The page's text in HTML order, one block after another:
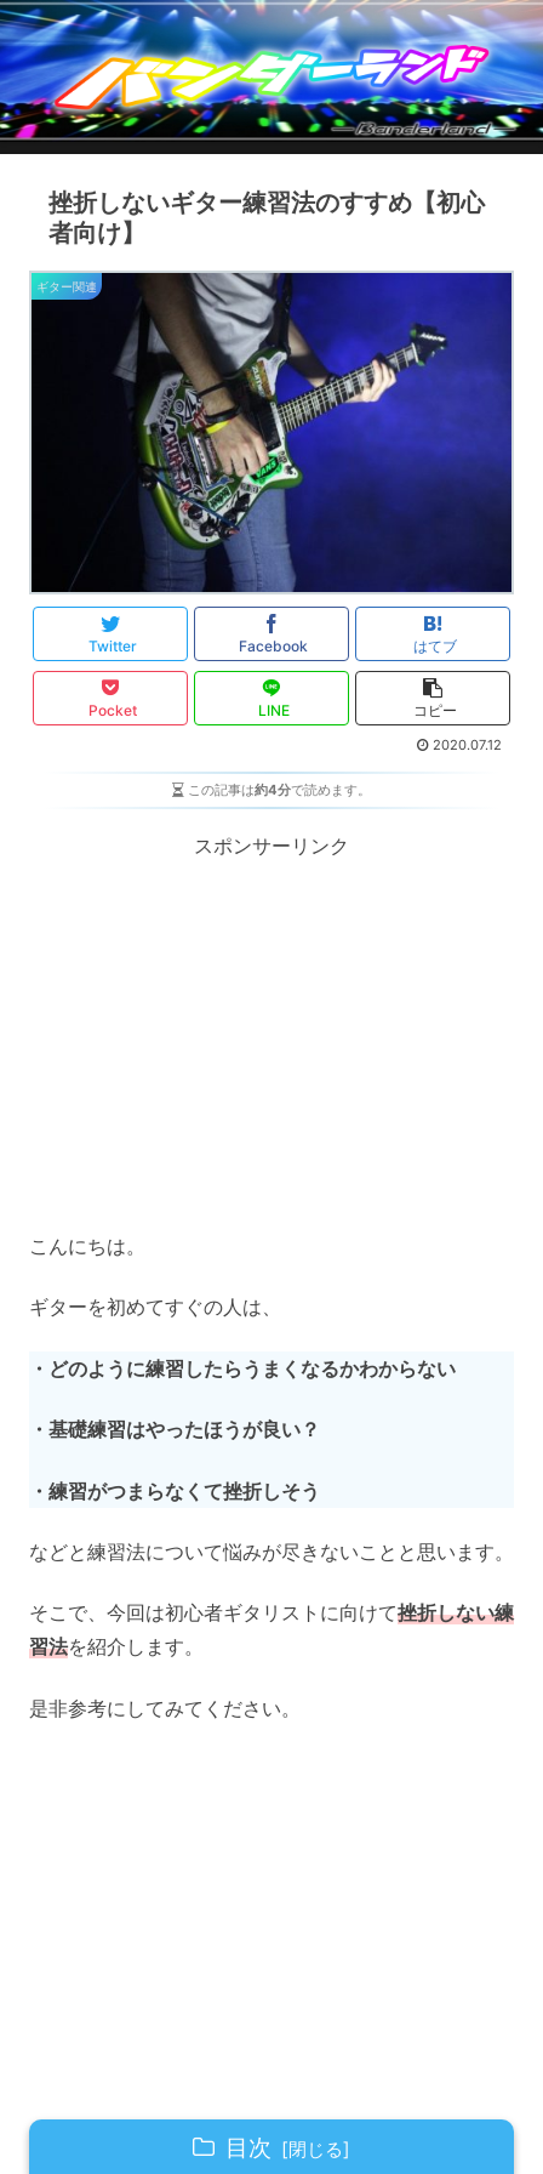
挫折しないギター練習法のすすめ【初心
者向け】
ギター関連
Twitter Facebook はてブ
Pocket LINE コピー
2020.07.12
この記事は約4分で読めます。
スポンサーリンク
こんにちは。
ギターを初めてすぐの人は、
・どのように練習したらうまくなるかわからない
・基礎練習はやったほうが良い？
・練習がつまらなくて挫折しそう
などと練習法について悩みが尽きないことと思います。
そこで、今回は初心者ギタリストに向けて挫折しない練
習法を紹介します。
是非参考にしてみてください。
目次